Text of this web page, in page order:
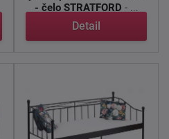
- čelo STRATFORD - ...
Detail